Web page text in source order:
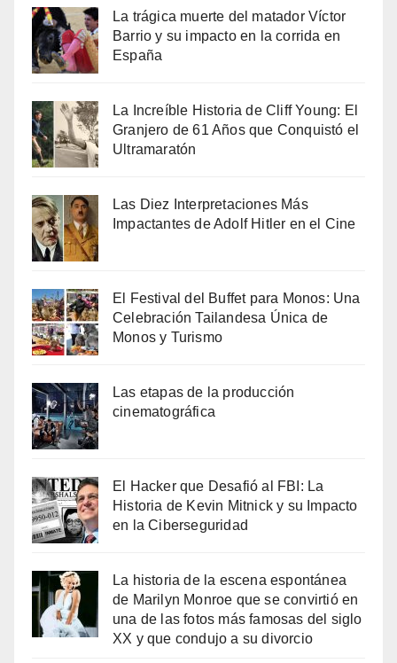
La trágica muerte del matador Víctor
Barrio y su impacto en la corrida en
España
La Increíble Historia de Cliff Young: El
Granjero de 61 Años que Conquistó el
Ultramaratón
Las Diez Interpretaciones Más
Impactantes de Adolf Hitler en el Cine
El Festival del Buffet para Monos: Una
Celebración Tailandesa Única de
Monos y Turismo
Las etapas de la producción
cinematográfica
El Hacker que Desafió al FBI: La
Historia de Kevin Mitnick y su Impacto
en la Ciberseguridad
La historia de la escena espontánea
de Marilyn Monroe que se convirtió en
una de las fotos más famosas del siglo
XX y que condujo a su divorcio